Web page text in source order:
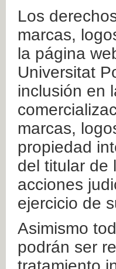
Los
marcas,
la página
Universitat
inclusión en
marcas,
propiedad
del titular de
acciones
ejercicio de
Asimismo
podrán ser